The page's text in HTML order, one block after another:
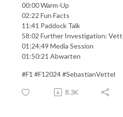
00:00 Warm-Up
02:22 Fun Facts
11:41 Paddock Talk
58:02 Further Investigation:
01:24:49 Media Session
01:50:21 Abwarten
#F1 #F12024 #SebastianVettel
8.3K